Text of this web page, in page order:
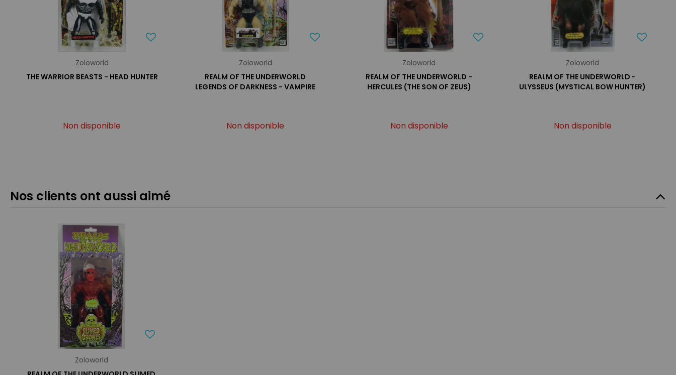
Zoloworld
THE WARRIOR BEASTS - HEAD HUNTER
Non disponible
Zoloworld
REALM OF THE UNDERWORLD
LEGENDS OF DARKNESS - VAMPIRE
Non disponible
Zoloworld
REALM OF THE UNDERWORLD -
HERCULES (THE SON OF ZEUS)
Non disponible
Zoloworld
REALM OF THE UNDERWORLD -
ULYSSEUS (MYSTICAL BOW HUNTER)
Non disponible
Nos clients ont aussi aimé
Zoloworld